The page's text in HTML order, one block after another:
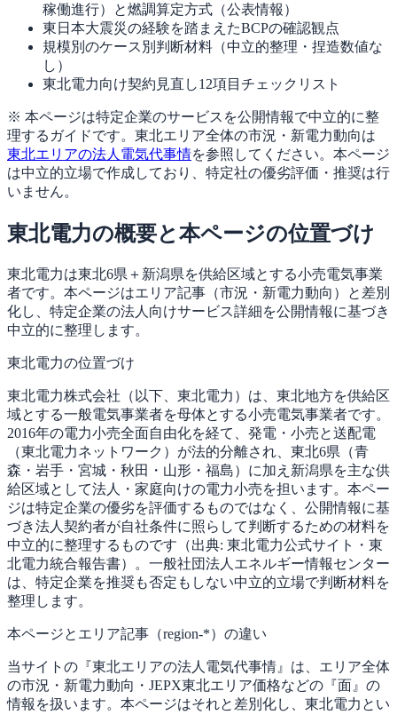
稼働進行）と燃調算定方式（公表情報）
東日本大震災の経験を踏まえたBCPの確認観点
規模別のケース別判断材料（中立的整理・捏造数値な
し）
東北電力向け契約見直し12項目チェックリスト
※ 本ページは特定企業のサービスを公開情報で中立的に整
理するガイドです。東北エリア全体の市況・新電力動向は
東北エリアの法人電気代事情を参照してください。本ページ
は中立的立場で作成しており、特定社の優劣評価・推奨は行
いません。
東北電力の概要と本ページの位置づけ
東北電力は東北6県＋新潟県を供給区域とする小売電気事業
者です。本ページはエリア記事（市況・新電力動向）と差別
化し、特定企業の法人向けサービス詳細を公開情報に基づき
中立的に整理します。
東北電力の位置づけ
東北電力株式会社（以下、東北電力）は、東北地方を供給区
域とする一般電気事業者を母体とする小売電気事業者です。
2016年の電力小売全面自由化を経て、発電・小売と送配電
（東北電力ネットワーク）が法的分離され、東北6県（青
森・岩手・宮城・秋田・山形・福島）に加え新潟県を主な供
給区域として法人・家庭向けの電力小売を担います。本ペー
ジは特定企業の優劣を評価するものではなく、公開情報に基
づき法人契約者が自社条件に照らして判断するための材料を
中立的に整理するものです（出典: 東北電力公式サイト・東
北電力統合報告書）。一般社団法人エネルギー情報センター
は、特定企業を推奨も否定もしない中立的立場で判断材料を
整理します。
本ページとエリア記事（region-*）の違い
当サイトの『東北エリアの法人電気代事情』は、エリア全体
の市況・新電力動向・JEPX東北エリア価格などの『面』の
情報を扱います。本ページはそれと差別化し、東北電力とい